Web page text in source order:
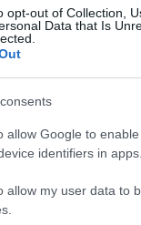
opt-out of Collection,
Data that Is
allow Google to
identifiers in apps.
allow my user data to
Questi
e meno
con una
Review.
non è priva di
e